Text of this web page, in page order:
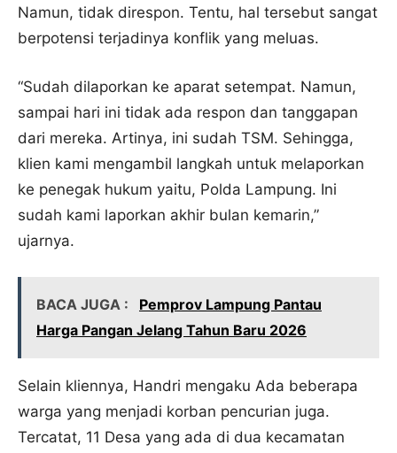
Namun, tidak direspon. Tentu, hal tersebut sangat
berpotensi terjadinya konflik yang meluas.
“Sudah dilaporkan ke aparat setempat. Namun,
sampai hari ini tidak ada respon dan tanggapan
dari mereka. Artinya, ini sudah TSM. Sehingga,
klien kami mengambil langkah untuk melaporkan
ke penegak hukum yaitu, Polda Lampung. Ini
sudah kami laporkan akhir bulan kemarin,”
ujarnya.
BACA JUGA :
Pemprov Lampung Pantau
Harga Pangan Jelang Tahun Baru 2026
Selain kliennya, Handri mengaku Ada beberapa
warga yang menjadi korban pencurian juga.
Tercatat, 11 Desa yang ada di dua kecamatan